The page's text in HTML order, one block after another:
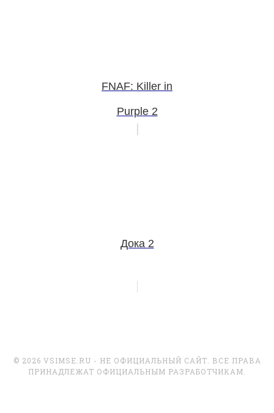
FNAF: Killer in
Purple 2
Дока 2
© 2026 VSIMSE.RU - НЕ ОФИЦИАЛЬНЫЙ САЙТ. ВСЕ ПРАВА
ПРИНАДЛЕЖАТ ОФИЦИАЛЬНЫМ РАЗРАБОТЧИКАМ.